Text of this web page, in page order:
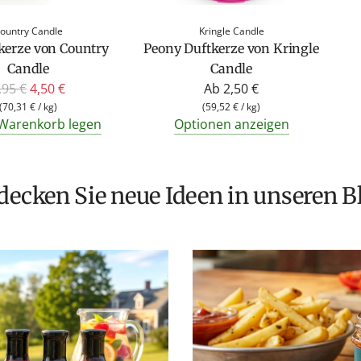
Candle
von Country
Candle
€4,50 €
(70,31 €/ kg)
legen
Kringle Candle
Peony Duftkerze von Kringle
Candle
Ab 2,50 €
(59,52 €/ kg)
Optionen anzeigen
Sie neue Ideen in unseren